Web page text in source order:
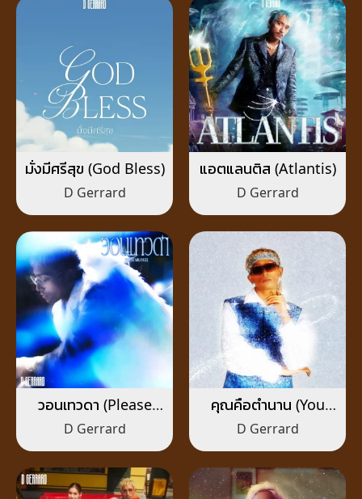
มั่งมีศรีสุข (God Bless)
D Gerrard
แอตแลนติส (Atlantis)
D Gerrard
วอนเทวดา (Please
Mr.Angel)
D Gerrard
คุณคือตำนาน (You
Are Legend)
D Gerrard